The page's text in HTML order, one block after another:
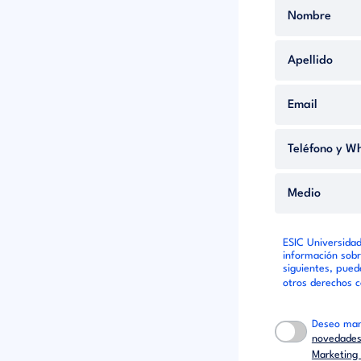
ESIC
información
siguientes,
otros derechos
Deseo
Marketing